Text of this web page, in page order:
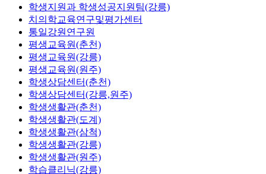
학생지원과 학생성공지원팀(강릉)
치의학교육연구및평가센터
통일강원연구원
평생교육원(춘천)
평생교육원(강릉)
평생교육원(원주)
학생상담센터(춘천)
학생상담센터(강릉,원주)
학생생활관(춘천)
학생생활관(도계)
학생생활관(삼척)
학생생활관(강릉)
학생생활관(원주)
학습클리닉(강릉)